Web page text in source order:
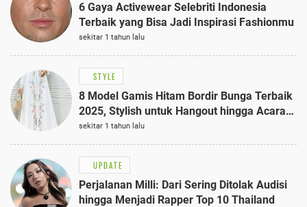
6 Gaya Activewear Selebriti Indonesia
Terbaik yang Bisa Jadi Inspirasi Fashionmu
sekitar 1 tahun lalu
STYLE
8 Model Gamis Hitam Bordir Bunga Terbaik
2025, Stylish untuk Hangout hingga Acara
Semi-Formal
sekitar 1 tahun lalu
UPDATE
Perjalanan Milli: Dari Sering Ditolak Audisi
hingga Menjadi Rapper Top 10 Thailand